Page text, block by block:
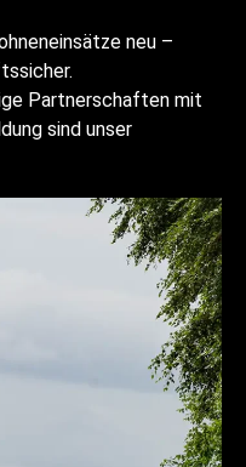
neu –
Partnerschaften mit
sind unser